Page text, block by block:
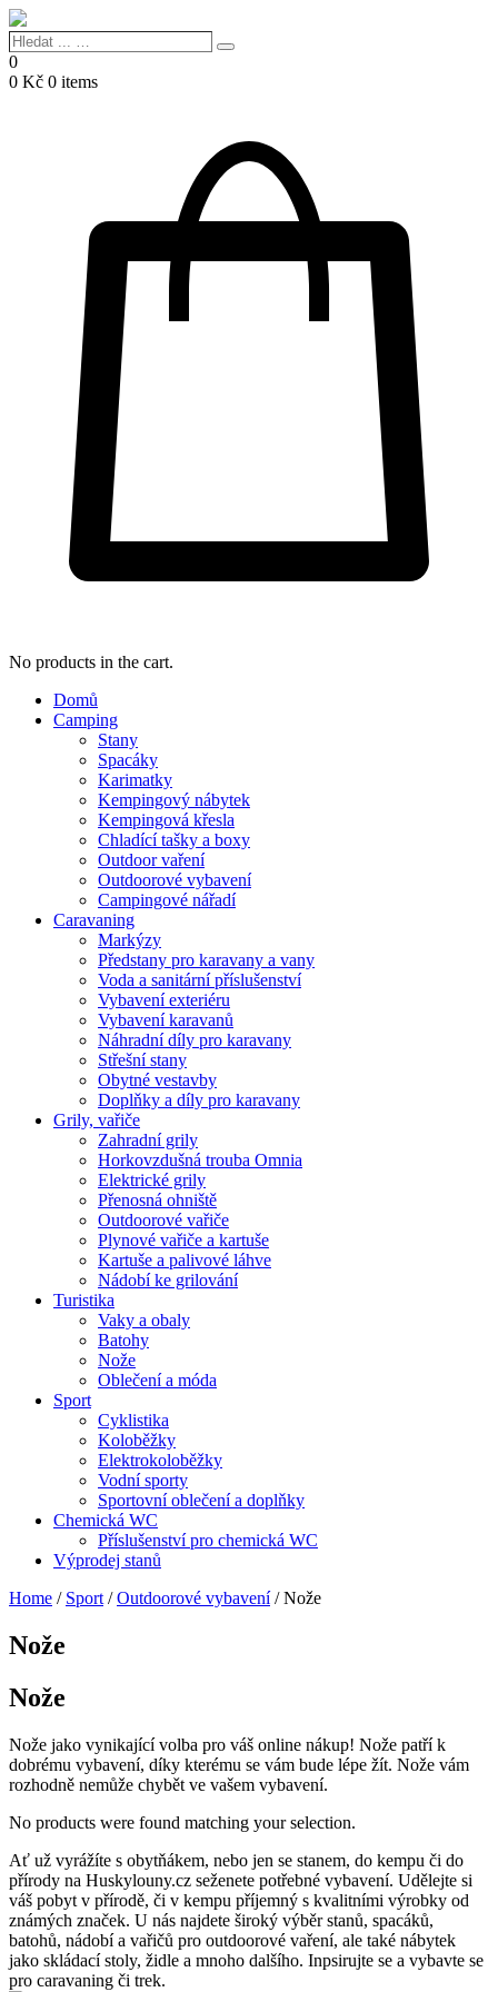
Hledat
...
…
Search
0
0 Kč 0 items
No products in the cart.
Domů
Camping
Stany
Spacáky
Karimatky
Kempingový nábytek
Kempingová křesla
Chladící tašky a boxy
Outdoor vaření
Outdoorové vybavení
Campingové nářadí
Caravaning
Markýzy
Předstany pro karavany a vany
Voda a sanitární příslušenství
Vybavení exteriéru
Vybavení karavanů
Náhradní díly pro karavany
Střešní stany
Obytné vestavby
Doplňky a díly pro karavany
Grily, vařiče
Zahradní grily
Horkovzdušná trouba Omnia
Elektrické grily
Přenosná ohniště
Outdoorové vařiče
Plynové vařiče a kartuše
Kartuše a palivové láhve
Nádobí ke grilování
Turistika
Vaky a obaly
Batohy
Nože
Oblečení a móda
Sport
Cyklistika
Koloběžky
Elektrokoloběžky
Vodní sporty
Sportovní oblečení a doplňky
Chemická WC
Příslušenství pro chemická WC
Výprodej stanů
Home / Sport /Outdoorové vybavení/ Nože
Nože
Nože
Nože jako vynikající volba pro váš online nákup! Nože patří k
dobrému vybavení, díky kterému se vám bude lépe žít. Nože vám
rozhodně nemůže chybět ve vašem vybavení.
No products were found matching your selection.
Ať už vyrážíte s obytňákem, nebo jen se stanem, do kempu či do
přírody na Huskylouny.cz seženete potřebné vybavení. Udělejte si
váš pobyt v přírodě, či v kempu příjemný s kvalitními výrobky od
známých značek. U nás najdete široký výběr stanů, spacáků,
batohů, nádobí a vařičů pro outdoorové vaření, ale také nábytek
jako skládací stoly, židle a mnoho dalšího. Inpsirujte se a vybavte se
pro caravaning či trek.